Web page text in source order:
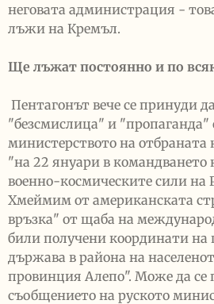
неговата администрация -
лъжи на Кремъл.
Ще лъжат постоянно и по
Пентагонът вече се принуди
"безсмислица" и
министерството на отбраната
"на 22 януари в командването
военно-космическите сили на
Хмеймим от американската
връзка" от щаба на
били получени координати
държава в района на
провинция Алепо". Може да се
съобщението на руското